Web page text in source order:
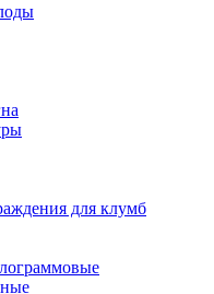
для клумб